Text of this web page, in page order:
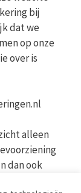
bij
dat we
op onze
over is
alleen
dan ook